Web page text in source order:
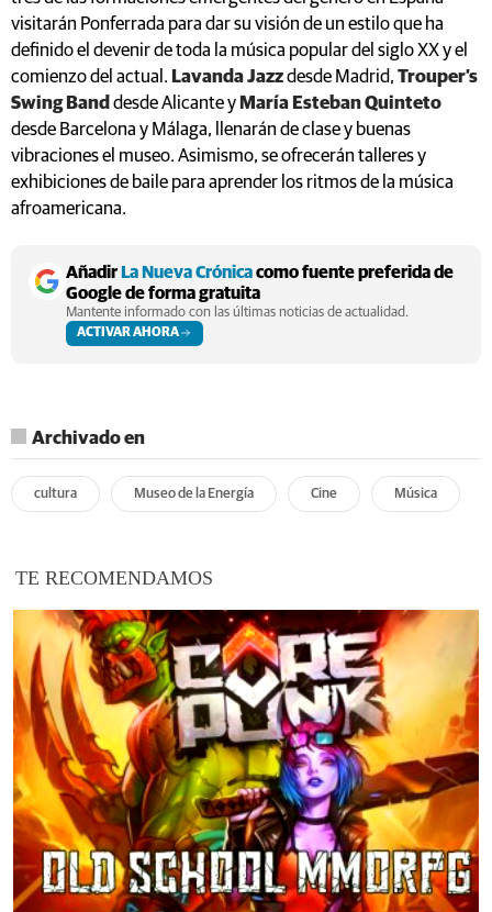
visitarán Ponferrada para dar su visión de un estilo que ha
definido el devenir de toda la música popular del siglo XX y el
comienzo del actual. Lavanda Jazzdesde Madrid, Trouper’s
Swing Band desde Alicante y María Esteban Quinteto
desde Barcelona y Málaga, llenarán de clase y buenas
vibraciones el museo. Asimismo, se ofrecerán talleres y
exhibiciones de baile para aprender los ritmos de la música
afroamericana.
AñadirLa Nueva Crónicacomo fuente preferida de
Google de forma gratuita
Mantente informado con las últimas noticias de actualidad.
ACTIVAR AHORA
Archivado en
cultura Museo de la Energía Cine Música
TE RECOMENDAMOS